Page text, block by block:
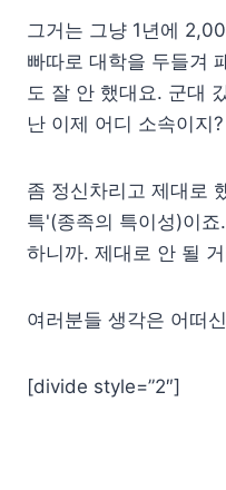
그거는 그냥 1년에
빠따로 대학을 두들겨
도 잘 안 했대요. 군대
난 이제 어디 소속이지?
좀 정신차리고 제대로
특'(종족의 특이성)이
하니까. 제대로 안 될
여러분들 생각은 어떠
[divide style=”2″]